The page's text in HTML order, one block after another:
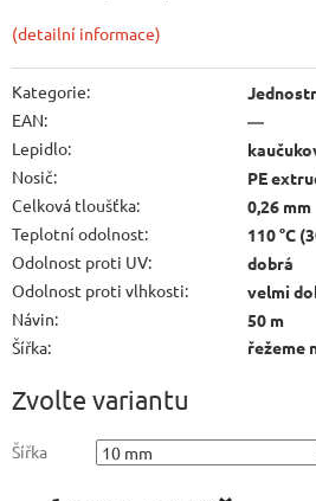
(detailní informace)
Kategorie:
EAN:
—
Lepidlo:
Nosič:
PE
Celková tloušťka:
0,26 mm
Teplotní odolnost:
110 °C
Odolnost proti UV:
dobrá
Odolnost proti vlhkosti:
velmi
Návin:
50 m
Šířka: řežeme
Zvolte variantu
Šířka